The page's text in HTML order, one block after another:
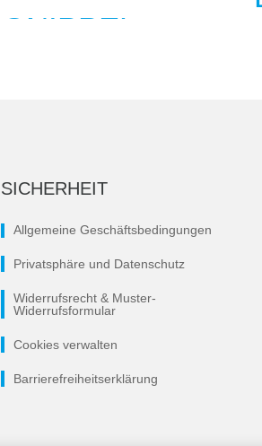
SICHERHEIT
Allgemeine Geschäftsbedingungen
Privatsphäre und Datenschutz
Widerrufsrecht & Muster-
Widerrufsformular
Cookies verwalten
Barrierefreiheitserklärung